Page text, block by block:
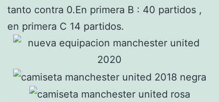
tanto contra 0.En primera B : 40 partidos ,
en primera C 14 partidos.